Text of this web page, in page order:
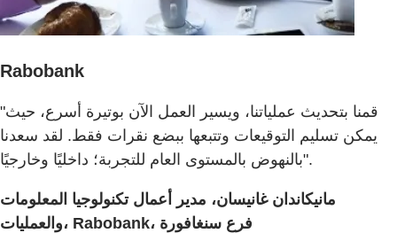
Rabobank
"قمنا بتحديث عملياتنا، ويسير العمل الآن بوتيرة أسرع، حيث
يمكن تسليم التوقيعات وتتبعها ببضع نقرات فقط. لقد سعدنا
بالنهوض بالمستوى العام للتجربة؛ داخليًا وخارجيًا".
مانيكاندان غانيسان، مدير أعمال تكنولوجيا المعلومات
والعمليات، Rabobank، فرع سنغافورة